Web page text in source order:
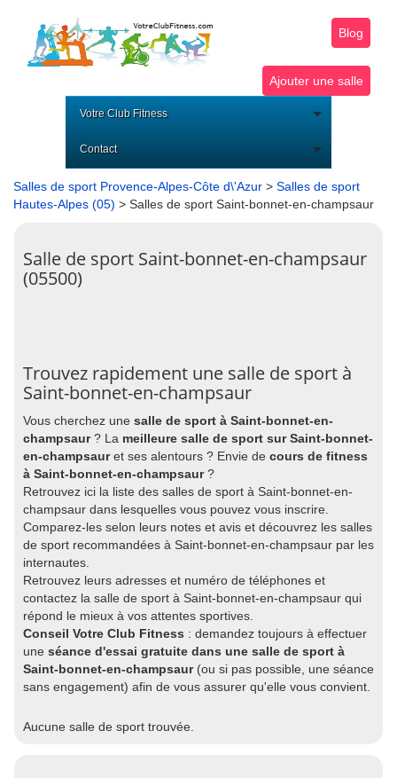
Blog
Ajouter une salle
Votre Club Fitness
Contact
Salles de sport Provence-Alpes-Côte d\'Azur > Salles de sport
Hautes-Alpes (05) > Salles de sport Saint-bonnet-en-champsaur
Salle de sport Saint-bonnet-en-champsaur
(05500)
Trouvez rapidement une salle de sport à
Saint-bonnet-en-champsaur
Vous cherchez une salle de sport à Saint-bonnet-en-
champsaur? La meilleure salle de sport sur Saint-bonnet-
en-champsauret ses alentours ? Envie de cours de fitness
à Saint-bonnet-en-champsaur?
Retrouvez ici la liste des salles de sport à Saint-bonnet-en-
champsaur dans lesquelles vous pouvez vous inscrire.
Comparez-les selon leurs notes et avis et découvrez les salles
de sport recommandées à Saint-bonnet-en-champsaur par les
internautes.
Retrouvez leurs adresses et numéro de téléphones et
contactez la salle de sport à Saint-bonnet-en-champsaur qui
répond le mieux à vos attentes sportives.
Conseil Votre Club Fitness : demandez toujours à effectuer
une séance d'essai gratuite dans une salle de sport à
Saint-bonnet-en-champsaur(ou si pas possible, une séance
sans engagement) afin de vous assurer qu'elle vous convient.
Aucune salle de sport trouvée.